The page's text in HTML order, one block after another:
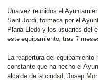
Una vez reunidos el
Sant Jordi, formada por el
Plana Lledó y los usuarios del
este equipamiento, tras 7
La reapertura del
constante que ha hecho el
alcalde de la ciudad, Josep